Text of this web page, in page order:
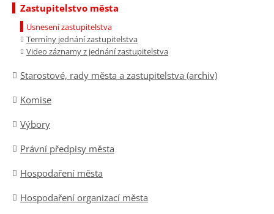
Zastupitelstvo města
Usnesení zastupitelstva
Termíny jednání zastupitelstva
Video záznamy z jednání zastupitelstva
Starostové, rady města a zastupitelstva (archiv)
Komise
Výbory
Právní předpisy města
Hospodaření města
Hospodaření organizací města